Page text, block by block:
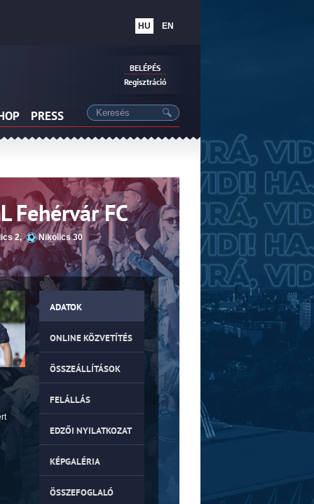
HU EN
PRESS
BELÉPÉS
Regisztráció
Fehérvár FC
2, Nikolics 30
ADATOK
ONLINE KÖZVETÍTÉS
ÖSSZEÁLLÍTÁSOK
FELÁLLÁS
EDZŐI NYILATKOZAT
KÉPGALÉRIA
ÖSSZEFOGLALÓ